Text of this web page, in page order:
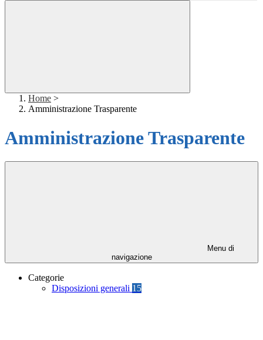
Home >
Amministrazione Trasparente
Amministrazione Trasparente
Menu di
navigazione
Categorie
Disposizioni generali 15